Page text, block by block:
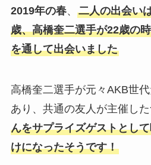
2019年の春、 二人の出会い
歳、高橋奎二選手が22歳の
を通して出会いました
高橋奎二選手が元々AKB世
あり、共通の友人が主催し
んをサプライズゲストとし
けになったそうです！